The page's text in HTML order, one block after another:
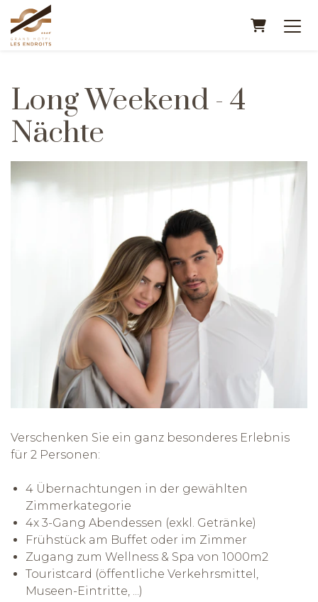
Long Weekend - 4
Nächte
Verschenken Sie ein ganz besonderes Erlebnis
für 2 Personen:
4 Übernachtungen in der gewählten
Zimmerkategorie
4x 3-Gang Abendessen (exkl. Getränke)
Frühstück am Buffet oder im Zimmer
Zugang zum Wellness & Spa von 1000m2
Touristcard (öffentliche Verkehrsmittel,
Museen-Eintritte, ...)